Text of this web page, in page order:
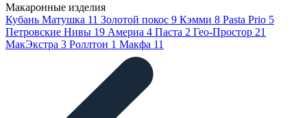
Макаронные изделия
Кубань Матушка 11 Золотой покос 9 Кэмми 8 Pasta Prio 5
Петровские Нивы 19 Америа 4 Паста 2 Гео-Простор 21
МакЭкстра 3 Роллтон 1 Макфа 11